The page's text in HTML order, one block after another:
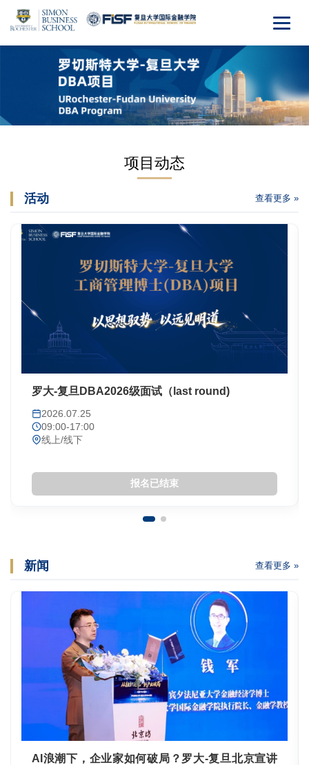
项目动态
活动 查看更多 »
罗大-复旦DBA2026级面试（last round)
2026.07.25
09:00-17:00
线上/线下
报名已结束
新闻 查看更多 »
AI浪潮下，企业家如何破局？罗大-复旦北京宣讲